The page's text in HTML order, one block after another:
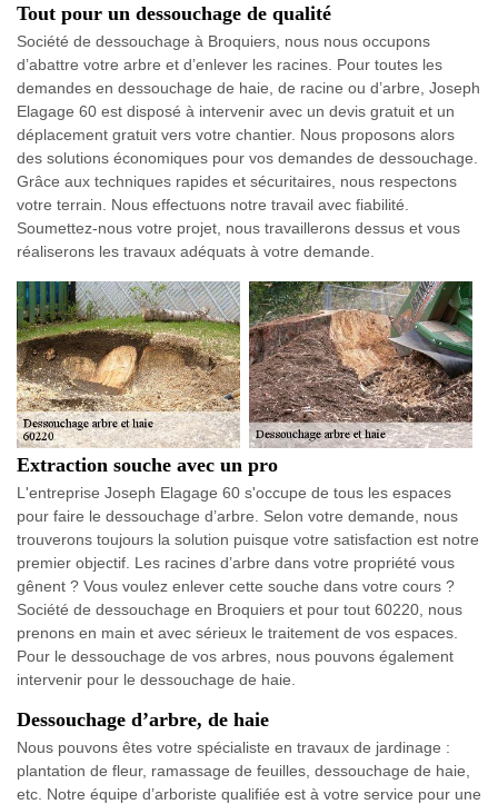
Tout pour un dessouchage de qualité
Société de dessouchage à Broquiers, nous nous occupons
d’abattre votre arbre et d’enlever les racines. Pour toutes les
demandes en dessouchage de haie, de racine ou d’arbre, Joseph
Elagage 60 est disposé à intervenir avec un devis gratuit et un
déplacement gratuit vers votre chantier. Nous proposons alors
des solutions économiques pour vos demandes de dessouchage.
Grâce aux techniques rapides et sécuritaires, nous respectons
votre terrain. Nous effectuons notre travail avec fiabilité.
Soumettez-nous votre projet, nous travaillerons dessus et vous
réaliserons les travaux adéquats à votre demande.
Extraction souche avec un pro
L'entreprise Joseph Elagage 60 s'occupe de tous les espaces
pour faire le dessouchage d’arbre. Selon votre demande, nous
trouverons toujours la solution puisque votre satisfaction est notre
premier objectif. Les racines d’arbre dans votre propriété vous
gênent ? Vous voulez enlever cette souche dans votre cours ?
Société de dessouchage en Broquiers et pour tout 60220, nous
prenons en main et avec sérieux le traitement de vos espaces.
Pour le dessouchage de vos arbres, nous pouvons également
intervenir pour le dessouchage de haie.
Dessouchage d’arbre, de haie
Nous pouvons êtes votre spécialiste en travaux de jardinage :
plantation de fleur, ramassage de feuilles, dessouchage de haie,
etc. Notre équipe d’arboriste qualifiée est à votre service pour une